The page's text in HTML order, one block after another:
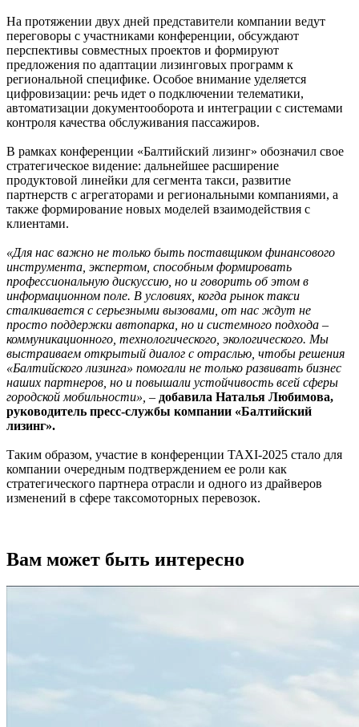
На протяжении двух дней представители компании ведут
переговоры с участниками конференции, обсуждают
перспективы совместных проектов и формируют
предложения по адаптации лизинговых программ к
региональной специфике. Особое внимание уделяется
цифровизации: речь идет о подключении телематики,
автоматизации документооборота и интеграции с системами
контроля качества обслуживания пассажиров.
В рамках конференции «Балтийский лизинг» обозначил свое
стратегическое видение: дальнейшее расширение
продуктовой линейки для сегмента такси, развитие
партнерств с агрегаторами и региональными компаниями, а
также формирование новых моделей взаимодействия с
клиентами.
«Для нас важно не только быть поставщиком финансового
инструмента, экспертом, способным формировать
профессиональную дискуссию, но и говорить об этом в
информационном поле. В условиях, когда рынок такси
сталкивается с серьезными вызовами, от нас ждут не
просто поддержки автопарка, но и системного подхода –
коммуникационного, технологического, экологического. Мы
выстраиваем открытый диалог с отраслью, чтобы решения
«Балтийского лизинга» помогали не только развивать бизнес
наших партнеров, но и повышали устойчивость всей сферы
городской мобильности», – добавила Наталья Любимова,
руководитель пресс-службы компании «Балтийский
лизинг».
Таким образом, участие в конференции TAXI-2025 стало для
компании очередным подтверждением ее роли как
стратегического партнера отрасли и одного из драйверов
изменений в сфере таксомоторных перевозок.
Вам может быть интересно